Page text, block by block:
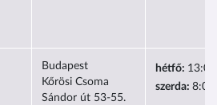
Budapest
Kőrösi Csoma
Sándor út 53-55.
hétfő:
szerda: